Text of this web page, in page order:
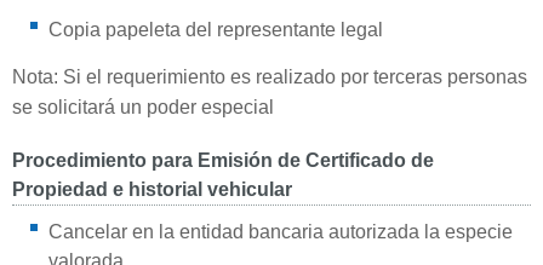
Copia papeleta del representante legal
Nota: Si el requerimiento es realizado por terceras personas
se solicitará un poder especial
Procedimiento para Emisión de Certificado de
Propiedad e historial vehicular
Cancelar en la entidad bancaria autorizada la especie
valorada